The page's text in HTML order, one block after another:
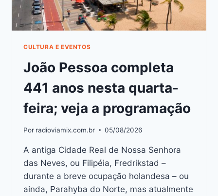
CULTURA E EVENTOS
João Pessoa completa
441 anos nesta quarta-
feira; veja a programação
Por radioviamix.com.br 05/08/2026
A antiga Cidade Real de Nossa Senhora
das Neves, ou Filipéia, Fredrikstad –
durante a breve ocupação holandesa – ou
ainda, Parahyba do Norte, mas atualmente